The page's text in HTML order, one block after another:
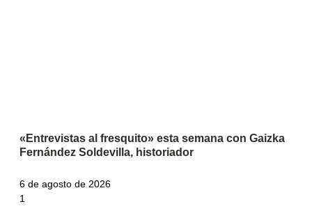
«Entrevistas al fresquito» esta semana con Gaizka
Fernández Soldevilla, historiador
6 de agosto de 2026